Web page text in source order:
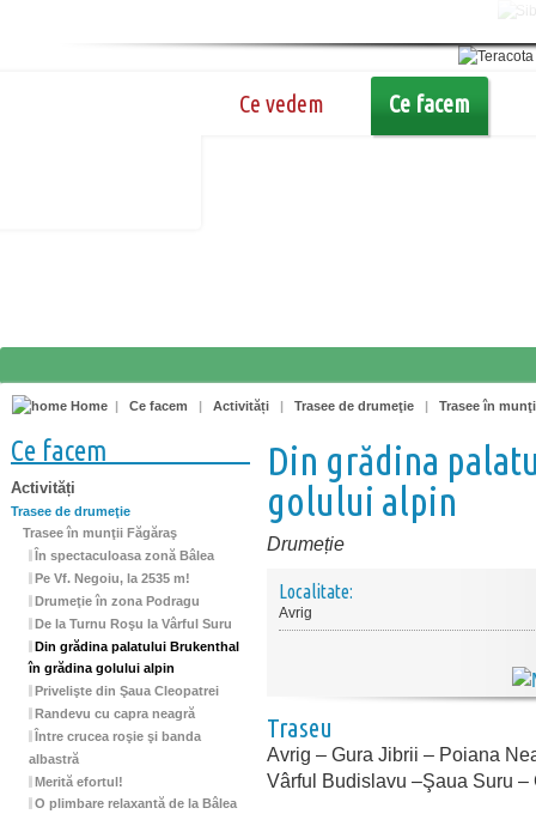
Ce vedem Ce facem
Home | Ce facem | Activități | Trasee de drumeţie | Trasee în
Ce facem
Activități
Trasee de drumeţie
Trasee în munţii Făgăraş
În spectaculoasa zonă Bâlea
Pe Vf. Negoiu, la 2535 m!
Drumeţie în zona Podragu
De la Turnu Roşu la Vârful Suru
Din grădina palatului Brukenthal
în grădina golului alpin
Privelişte din Şaua Cleopatrei
Randevu cu capra neagră
Între crucea roşie şi banda
albastră
Merită efortul!
O plimbare relaxantă de la Bâlea
Din grădina
golului alpin
Drumeție
Localitate:
Avrig
Traseu
Avrig – Gura Jibrii – Poiana
Vârful Budislavu –Şaua Suru –